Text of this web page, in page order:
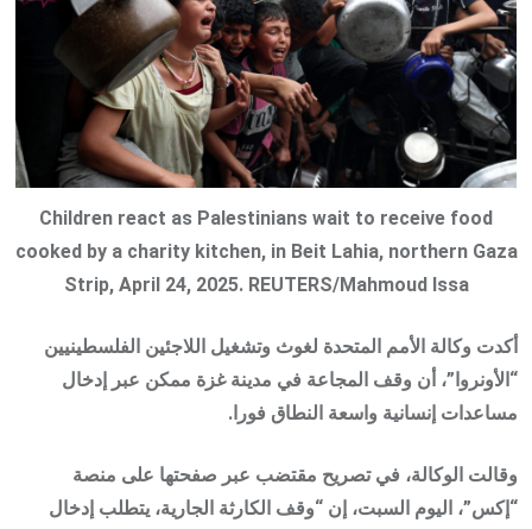
Children react as Palestinians wait to receive food
cooked by a charity kitchen, in Beit Lahia, northern Gaza
Strip, April 24, 2025. REUTERS/Mahmoud Issa
أكدت وكالة الأمم المتحدة لغوث وتشغيل اللاجئين الفلسطينيين
“الأونروا”، أن وقف المجاعة في مدينة غزة ممكن عبر إدخال
مساعدات إنسانية واسعة النطاق فورا.
وقالت الوكالة، في تصريح مقتضب عبر صفحتها على منصة
“إكس”، اليوم السبت، إن “وقف الكارثة الجارية، يتطلب إدخال